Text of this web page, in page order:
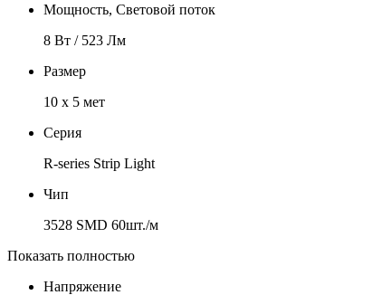
Мощность, Световой поток
8 Вт / 523 Лм
Размер
10 x 5 мет
Серия
R-series Strip Light
Чип
3528 SMD 60шт./м
Показать полностью
Напряжение